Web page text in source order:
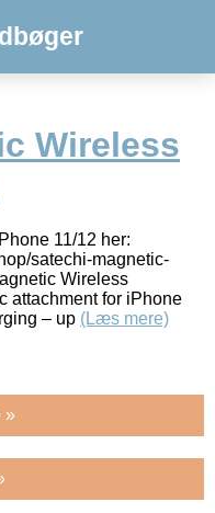
Wireless
11/12 her:
satechi-magnetic-
Wireless
attachment for iPhone
– up (Læs mere)
»